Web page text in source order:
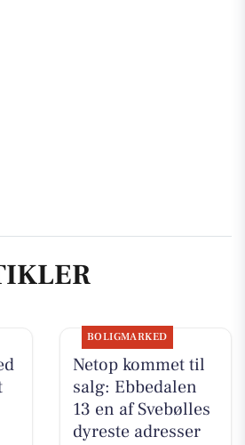
BOLIGMARKED
Netop kommet til
salg: Ebbedalen
13 en af Svebølles
dyreste adresser